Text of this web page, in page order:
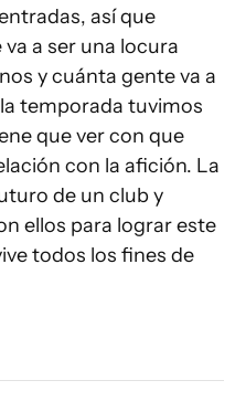
así que
a ser una locura
y cuánta gente va a
temporada tuvimos
que ver con que
con la afición. La
de un club y
ellos para lograr este
todos los fines de